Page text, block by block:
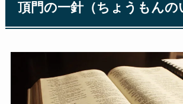
頂門の一針（ちょうもんの